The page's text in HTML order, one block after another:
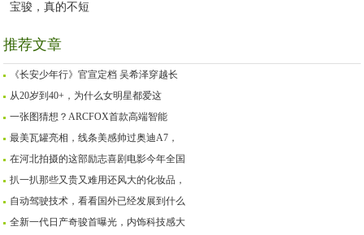
宝骏，真的不短
推荐文章
《长安少年行》官宣定档 吴希泽穿越长
从20岁到40+，为什么女明星都爱这
一张图猜想？ARCFOX首款高端智能
最美瓦罐亮相，线条美感帅过奥迪A7，
在河北拍摄的这部励志喜剧电影今年全国
扒一扒那些又贵又难用还风大的化妆品，
自动驾驶技术，看看国外已经发展到什么
全新一代日产奇骏首曝光，内饰科技感大